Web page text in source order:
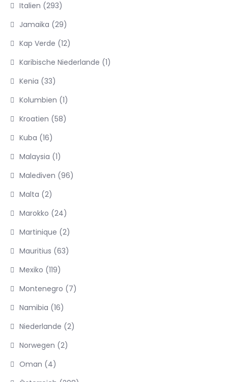
Italien (293)
Jamaika (29)
Kap Verde (12)
Karibische Niederlande (1)
Kenia (33)
Kolumbien (1)
Kroatien (58)
Kuba (16)
Malaysia (1)
Malediven (96)
Malta (2)
Marokko (24)
Martinique (2)
Mauritius (63)
Mexiko (119)
Montenegro (7)
Namibia (16)
Niederlande (2)
Norwegen (2)
Oman (4)